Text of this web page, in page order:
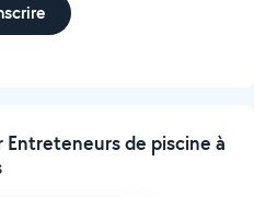
de piscine à